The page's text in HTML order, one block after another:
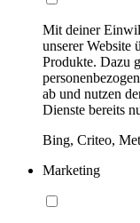
Mit deiner
unserer Website
Produkte. Dazu
ab und nutzen
Dienste bereits
Bing, Criteo,
Marketing